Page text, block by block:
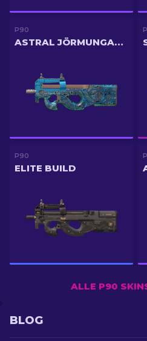
P90
ASTRAL JÖRMUNGANDR
P90
ELITE BUILD
ALLE P90
BLOG